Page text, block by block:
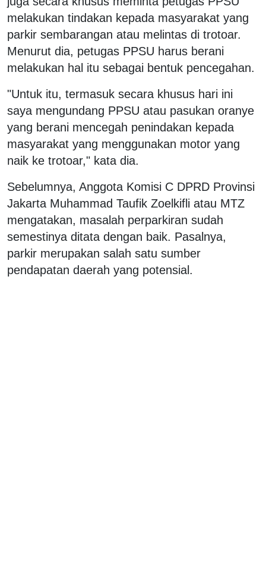
melakukan tindakan kepada masyarakat yang
parkir sembarangan atau melintas di trotoar.
Menurut dia, petugas PPSU harus berani
melakukan hal itu sebagai bentuk pencegahan.
"Untuk itu, termasuk secara khusus hari ini
saya mengundang PPSU atau pasukan oranye
yang berani mencegah penindakan kepada
masyarakat yang menggunakan motor yang
naik ke trotoar," kata dia.
Sebelumnya, Anggota Komisi C DPRD Provinsi
Jakarta Muhammad Taufik Zoelkifli atau MTZ
mengatakan, masalah perparkiran sudah
semestinya ditata dengan baik. Pasalnya,
parkir merupakan salah satu sumber
pendapatan daerah yang potensial.